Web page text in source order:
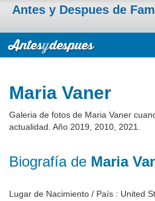
Antes y Despues de
Maria Vaner
Galeria de fotos de Maria Vaner
actualidad. Año 2019, 2010, 2021.
Biografía de Maria
Lugar de Nacimiento / País : United